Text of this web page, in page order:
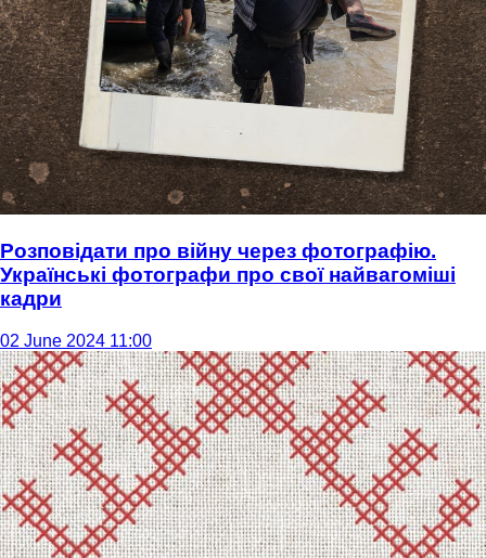
Розповідати про війну через фотографію.
Українські фотографи про свої найвагоміші
кадри
02 June 2024 11:00